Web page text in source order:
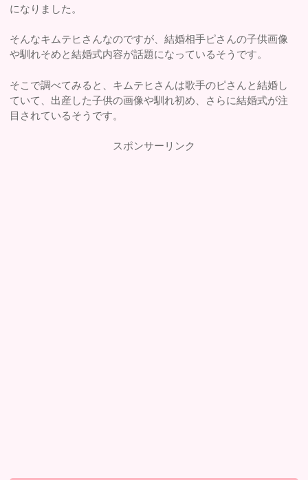
になりました。
そんなキムテヒさんなのですが、結婚相手ピさんの子供画像
や馴れそめと結婚式内容が話題になっているそうです。
そこで調べてみると、キムテヒさんは歌手のピさんと結婚し
ていて、出産した子供の画像や馴れ初め、さらに結婚式が注
目されているそうです。
スポンサーリンク